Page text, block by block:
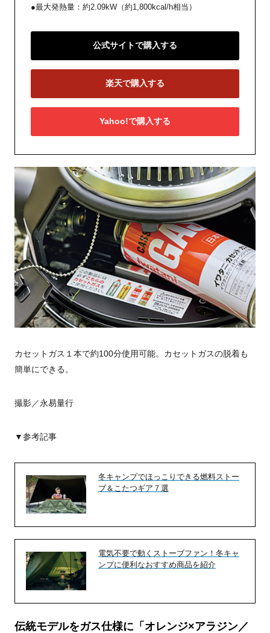
●最大発熱量：約2.09kW（約1,800kcal/h相当）
公式サイトで購入する
楽天で購入する
Yahoo!で購入する
カセットガス１本で約100分使用可能。カセットガスの脱着も
簡単にできる。
撮影／永易量行
▼参考記事
冬キャンプでほっこりできる燃料ストー
ブ＆こたつギア７選
電気不要で動くストーブファン！冬キャ
ンプに便利なおすすめ商品を紹介
伝統モデルをガス仕様に「オレンジ×アラジン／